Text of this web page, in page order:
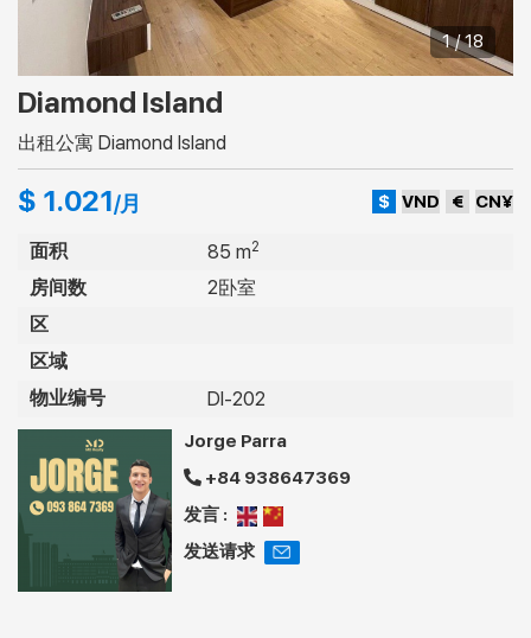
1 / 18
Diamond Island
出租公寓 Diamond Island
$ 1.021/月 $ VND € CN¥
面积 85 m2
房间数
2卧室
区
区域
物业编号
DI-202
Jorge Parra
+84 938647369
发言 :
发送请求